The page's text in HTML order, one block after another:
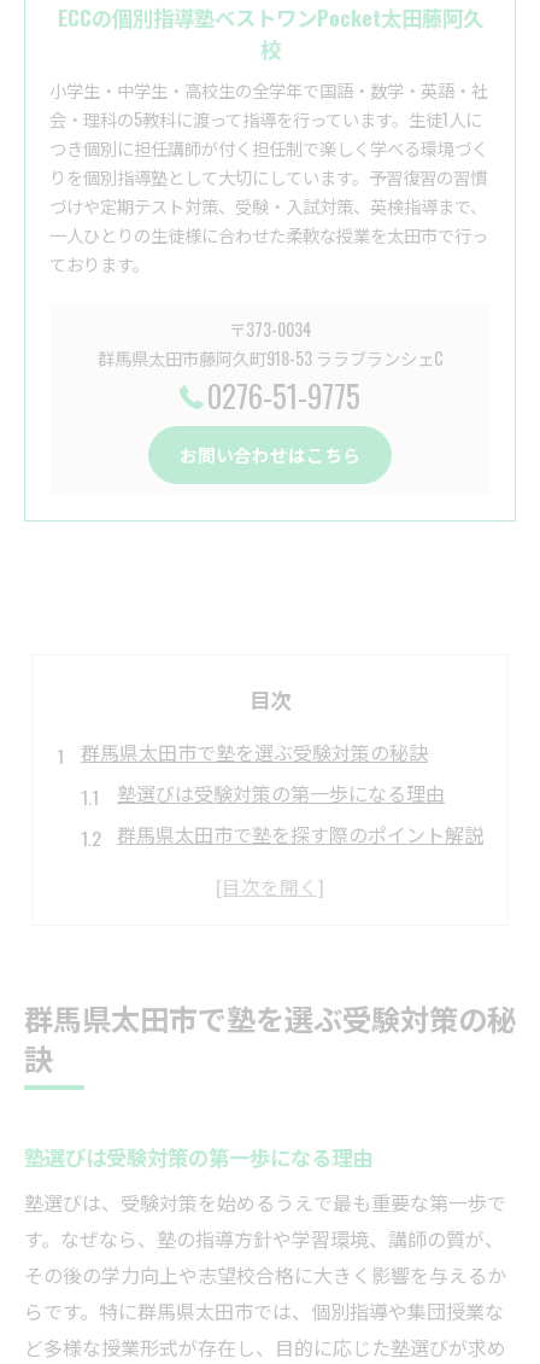
ECCの個別指導塾ベストワンPocket太田藤阿久
校
小学生・中学生・高校生の全学年で国語・数学・英語・社
会・理科の5教科に渡って指導を行っています。生徒1人に
つき個別に担任講師が付く担任制で楽しく学べる環境づく
りを個別指導塾として大切にしています。予習復習の習慣
づけや定期テスト対策、受験・入試対策、英検指導まで、
一人ひとりの生徒様に合わせた柔軟な授業を太田市で行っ
ております。
〒373-0034
群馬県太田市藤阿久町918-53 ララブランシェC
0276-51-9775
お問い合わせはこちら
目次
群馬県太田市で塾を選ぶ受験対策の秘訣
塾選びは受験対策の第一歩になる理由
群馬県太田市で塾を探す際のポイント解説
塾の個別指導と集団授業の違いを整理
志望校合格へ向けた塾活用術を徹底解説
塾を使った志望校合格戦略の立て方
模試や定期テスト対策を塾で徹底する方法
塾の先生との連携が合格率を上げる理由
個別指導塾を求めるならどこに注目すべきか
個別指導塾のメリットを徹底比較
塾の指導スタイルが合うか見極める方法
群馬県太田市で塾を選ぶ受験対策の秘
訣
塾選びは受験対策の第一歩になる理由
塾選びは、受験対策を始めるうえで最も重要な第一歩で
す。なぜなら、塾の指導方針や学習環境、講師の質が、
その後の学力向上や志望校合格に大きく影響を与えるか
らです。特に群馬県太田市では、個別指導や集団授業な
ど多様な授業形式が存在し、目的に応じた塾選びが求め